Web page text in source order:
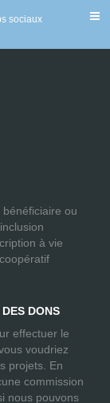
sociaux
ou
à vie
DONS
effectuer le
voudriez
projets. En
commission
nous pouvons